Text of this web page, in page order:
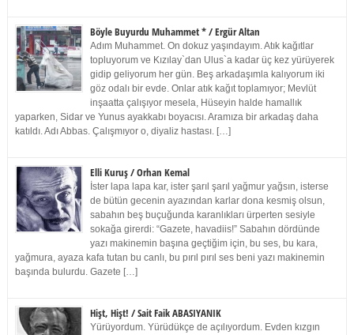
Böyle Buyurdu Muhammet * / Ergür Altan
Adım Muhammet. On dokuz yaşındayım. Atık kağıtlar
topluyorum ve Kızılay`dan Ulus`a kadar üç kez yürüyerek
gidip geliyorum her gün. Beş arkadaşımla kalıyorum iki
göz odalı bir evde. Onlar atık kağıt toplamıyor; Mevlüt
inşaatta çalışıyor mesela, Hüseyin halde hamallık
yaparken, Sidar ve Yunus ayakkabı boyacısı. Aramıza bir arkadaş daha
katıldı. Adı Abbas. Çalışmıyor o, diyaliz hastası. […]
Elli Kuruş / Orhan Kemal
İster lapa lapa kar, ister şarıl şarıl yağmur yağsın, isterse
de bütün gecenin ayazından karlar dona kesmiş olsun,
sabahın beş buçuğunda karanlıkları ürperten sesiyle
sokağa girerdi: “Gazete, havadiis!” Sabahın dördünde
yazı makinemin başına geçtiğim için, bu ses, bu kara,
yağmura, ayaza kafa tutan bu canlı, bu pırıl pırıl ses beni yazı makinemin
başında bulurdu. Gazete […]
Hişt, Hişt! / Sait Faik ABASIYANIK
Yürüyordum. Yürüdükçe de açılıyordum. Evden kızgın